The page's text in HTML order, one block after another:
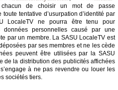
de choisir un mot de passe
tentative d’usurpation d’identité par
LocaleTV ne pourra être tenu pour
personnelles causé par une
par un membre. La SASU LocaleTV est
par ses membres et ne les cède
peuvent être utilisées par la SASU
de la distribution des publicités affichées
à ne pas revendre ou louer les
sociétés tiers.